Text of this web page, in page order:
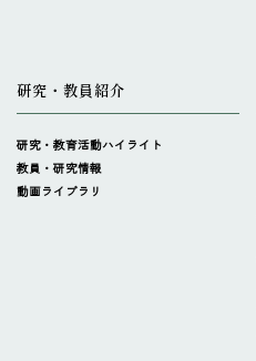
研究・教員紹介
研究・教育活動ハイライト
教員・研究情報
動画ライブラリ